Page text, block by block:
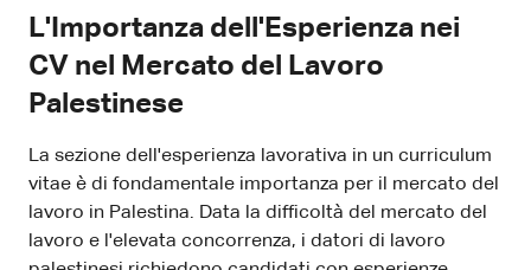
L'Importanza dell'Esperienza nei
CV nel Mercato del Lavoro
Palestinese
La sezione dell'esperienza lavorativa in un curriculum
vitae è di fondamentale importanza per il mercato del
lavoro in Palestina. Data la difficoltà del mercato del
lavoro e l'elevata concorrenza, i datori di lavoro